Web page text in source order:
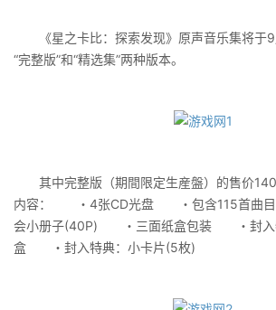
《星之卡比：探索发现》原声音乐集将于9
“完整版”和“精选集”两种版本。
其中完整版（期間限定生産盤）的售价
内容： ・4张CD光盘 ・包含115首曲
会小册子(40P) ・三面纸盒包装 ・封入
盒 ・封入特典：小卡片(5枚)